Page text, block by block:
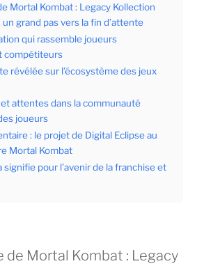
Mortal Kombat : Legacy Kollection
grand pas vers la fin d’attente
qui rassemble joueurs
compétiteurs
révélée sur l’écosystème des jeux
attentes dans la communauté
joueurs
: le projet de Digital Eclipse au
Mortal Kombat
signifie pour l’avenir de la franchise et
de Mortal Kombat : Legacy